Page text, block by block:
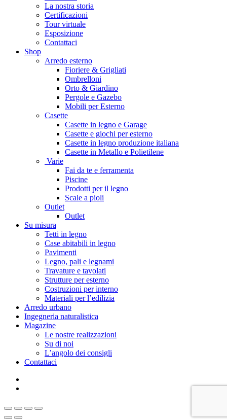
La nostra storia
Certificazioni
Tour virtuale
Esposizione
Contattaci
Shop
Arredo esterno
Fioriere & Grigliati
Ombrelloni
Orto & Giardino
Pergole e Gazebo
Mobili per Esterno
Casette
Casette in legno e Garage
Casette e giochi per esterno
Casette in legno produzione italiana
Casette in Metallo e Polietilene
Varie
Fai da te e ferramenta
Piscine
Prodotti per il legno
Scale a pioli
Outlet
Outlet
Su misura
Tetti in legno
Case abitabili in legno
Pavimenti
Legno, pali e legnami
Travature e tavolati
Strutture per esterno
Costruzioni per interno
Materiali per l’edilizia
Arredo urbano
Ingegneria naturalistica
Magazine
Le nostre realizzazioni
Su di noi
L’angolo dei consigli
Contattaci